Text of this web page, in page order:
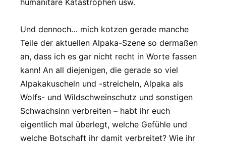
Und dennoch… mich kotzen gerade manche
Teile der aktuellen Alpaka-Szene so dermaßen
an, dass ich es gar nicht recht in Worte fassen
kann! An all diejenigen, die gerade so viel
Alpakakuscheln und -streicheln, Alpaka als
Wolfs- und Wildschweinschutz und sonstigen
Schwachsinn verbreiten – habt ihr euch
eigentlich mal überlegt, welche Gefühle und
welche Botschaft ihr damit verbreitet? Wie ihr